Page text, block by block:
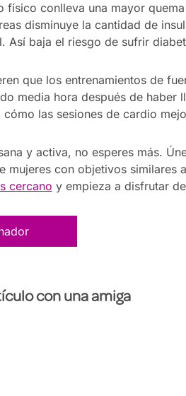
físico conlleva una mayor
disminuye la cantidad de
Así baja el riesgo de sufrir
que los entrenamientos de
media hora después de haber
las sesiones de cardio
y activa, no esperes más.
mujeres con objetivos similares
cercano y empieza a disfrutar
con una amiga